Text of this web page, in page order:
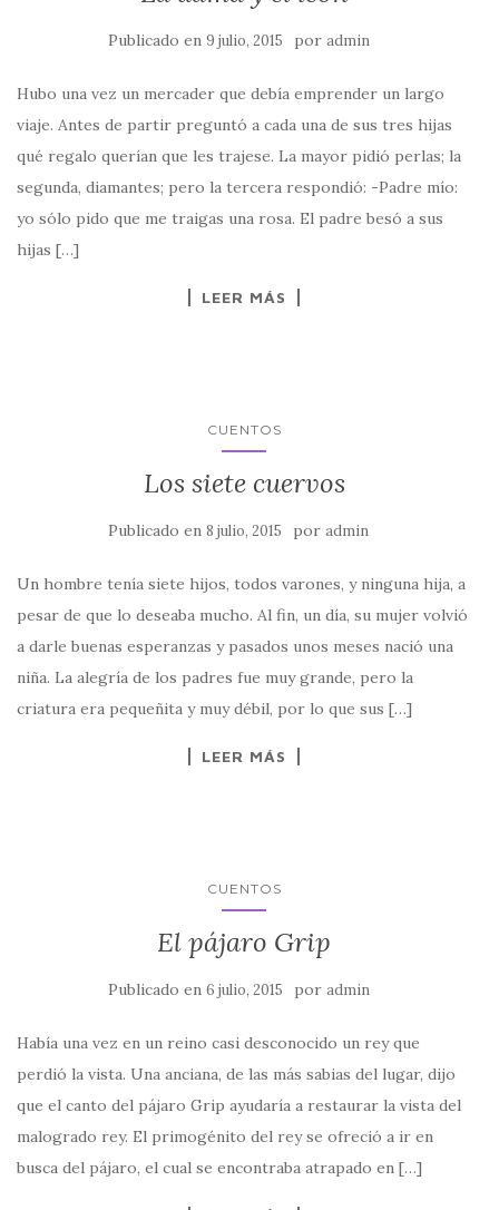
Publicado en 9 julio, 2015 por admin
Hubo una vez un mercader que debía emprender un largo
viaje. Antes de partir preguntó a cada una de sus tres hijas
qué regalo querían que les trajese. La mayor pidió perlas; la
segunda, diamantes; pero la tercera respondió: -Padre mío:
yo sólo pido que me traigas una rosa. El padre besó a sus
hijas […]
LEER MÁS
CUENTOS
Los siete cuervos
Publicado en 8 julio, 2015 por admin
Un hombre tenía siete hijos, todos varones, y ninguna hija, a
pesar de que lo deseaba mucho. Al fin, un día, su mujer volvió
a darle buenas esperanzas y pasados unos meses nació una
niña. La alegría de los padres fue muy grande, pero la
criatura era pequeñita y muy débil, por lo que sus […]
LEER MÁS
CUENTOS
El pájaro Grip
Publicado en 6 julio, 2015 por admin
Había una vez en un reino casi desconocido un rey que
perdió la vista. Una anciana, de las más sabias del lugar, dijo
que el canto del pájaro Grip ayudaría a restaurar la vista del
malogrado rey. El primogénito del rey se ofreció a ir en
busca del pájaro, el cual se encontraba atrapado en […]